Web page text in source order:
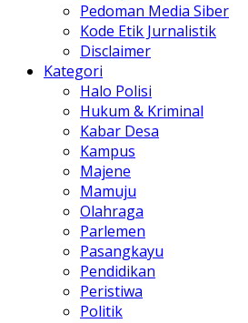
Pedoman Media Siber
Kode Etik Jurnalistik
Disclaimer
Kategori
Halo Polisi
Hukum & Kriminal
Kabar Desa
Kampus
Majene
Mamuju
Olahraga
Parlemen
Pasangkayu
Pendidikan
Peristiwa
Politik